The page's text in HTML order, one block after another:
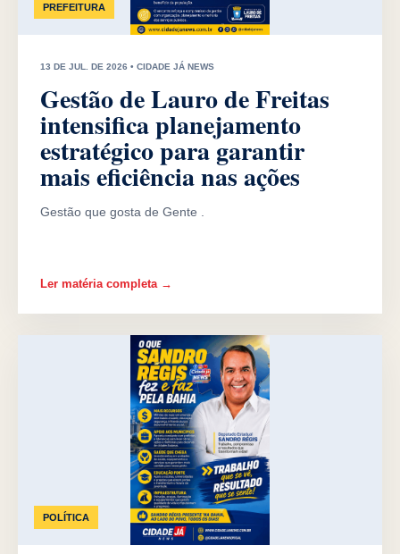
PREFEITURA
13 DE JUL. DE 2026 • CIDADE JÁ NEWS
Gestão de Lauro de Freitas
intensifica planejamento
estratégico para garantir
mais eficiência nas ações
Gestão que gosta de Gente .
Ler matéria completa →
POLÍTICA